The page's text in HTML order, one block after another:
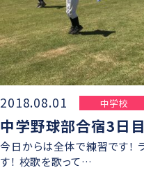
2018.08.01 中学校
中学野球部合宿3日目
今日からは全体で練習です！
す！ 校歌を歌って…